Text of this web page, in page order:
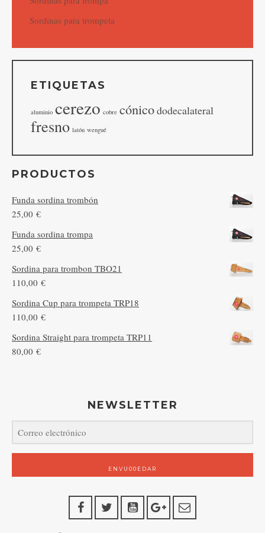
Sordinas para trompeta
ETIQUETAS
aluminio cerezo cobre cónicododecalateral
fresno latón wengué
PRODUCTOS
Funda sordina trombón
25,00 €
Funda sordina trompa
25,00 €
Sordina para trombon TBO21
110,00 €
Sordina Cup para trompeta TRP18
110,00 €
Sordina Straight para trompeta TRP11
80,00 €
NEWSLETTER
ENVU00EDAR